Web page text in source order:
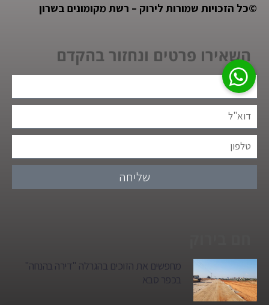
©כל הזכויות שמורות לירוק – רשת מקומונים בשרון
השאירו פרטים ונחזור בהקדם
שליחה
מחפשים את הזוכים בהגרלה "דירה בהנחה"
בכפר סבא